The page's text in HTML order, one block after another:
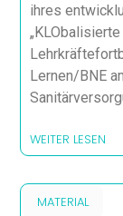
ihres
Lernen/BNE
WEITER LESEN
MATERIAL